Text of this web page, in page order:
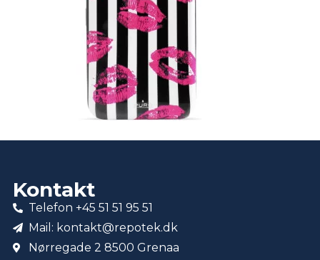
Kontakt
Telefon +45 51 51 95 51
Mail: kontakt@repotek.dk
Nørregade 2 8500 Grenaa